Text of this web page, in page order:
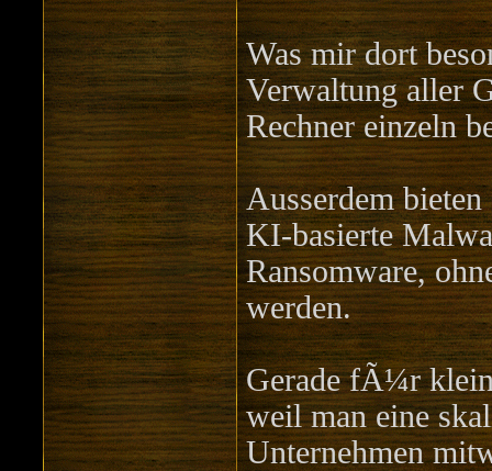
Was mir dort
Verwaltung aller
Rechner einzeln
Ausserdem
KI-basierte
Ransomware,
werden.
Gerade fÃ¼r
weil man eine
Unternehmen